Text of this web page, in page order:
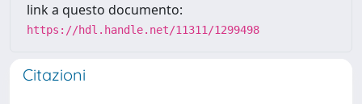
link a questo documento:
https://hdl.handle.net/11311/1299498
Citazioni